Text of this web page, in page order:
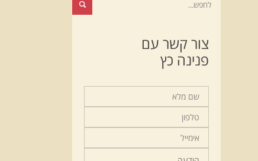
צור קשר עם
פנינה כץ